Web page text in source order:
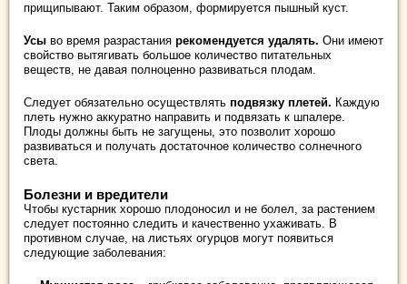
прищипывают. Таким образом, формируется пышный куст.
Усы во время разрастания рекомендуется удалять. Они имеют
свойство вытягивать большое количество питательных
веществ, не давая полноценно развиваться плодам.
Следует обязательно осуществлять подвязку плетей. Каждую
плеть нужно аккуратно направить и подвязать к шпалере.
Плоды должны быть не загущены, это позволит хорошо
развиваться и получать достаточное количество солнечного
света.
Болезни и вредители
Чтобы кустарник хорошо плодоносил и не болел, за растением
следует постоянно следить и качественно ухаживать. В
противном случае, на листьях огурцов могут появиться
следующие заболевания: